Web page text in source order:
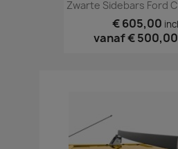
Zwarte Sidebars Ford
€ 605,00
vanaf€ 500,00